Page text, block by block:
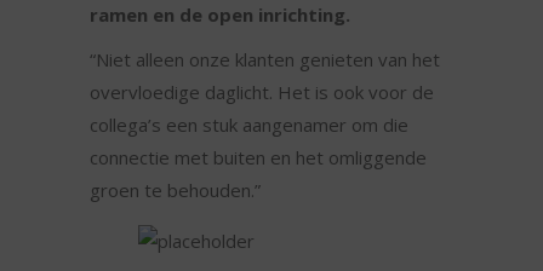
ramen en de open inrichting.
“Niet alleen onze klanten genieten van het
overvloedige daglicht. Het is ook voor de
collega’s een stuk aangenamer om die
connectie met buiten en het omliggende
groen te behouden.”